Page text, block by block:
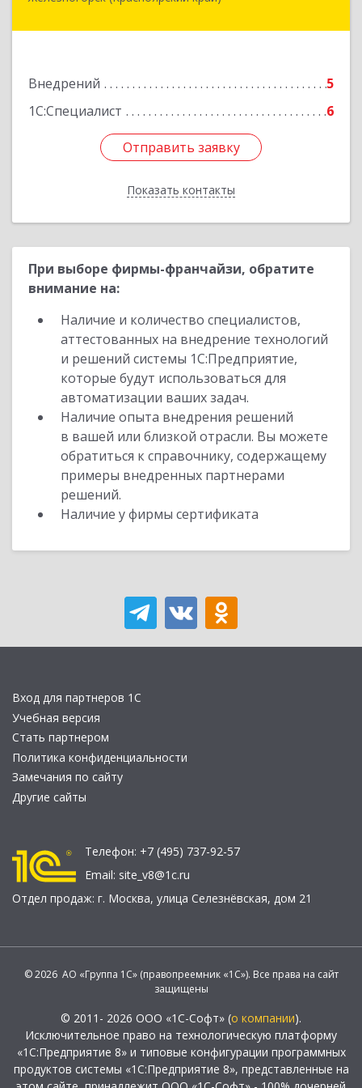
Внедрений
5
1С:Специалист
6
Отправить заявку
Показать контакты
Отправить заявку
Назад
При выборе фирмы-франчайзи, обратите
внимание на:
Наличие и количество специалистов,
аттестованных на внедрение технологий
и решений системы 1С:Предприятие,
которые будут использоваться для
автоматизации ваших задач.
Наличие опыта внедрения решений
в вашей или близкой отрасли. Вы можете
обратиться к справочнику, содержащему
примеры внедренных партнерами
решений.
Наличие у фирмы сертификата
Вход для партнеров 1С
Учебная версия
Стать партнером
Политика конфиденциальности
Замечания по сайту
Другие сайты
Телефон: +7 (495) 737-92-57
Email: site_v8@1c.ru
Отдел продаж: г. Москва, улица Селезнёвская, дом 21
© 2026 АО «Группа 1С» (правопреемник «1С»). Все права на сайт
защищены
© 2011- 2026 ООО «1С-Софт» (о компании).
Исключительное право на технологическую платформу
«1С:Предприятие 8» и типовые конфигурации программных
продуктов системы «1С:Предприятие 8», представленные на